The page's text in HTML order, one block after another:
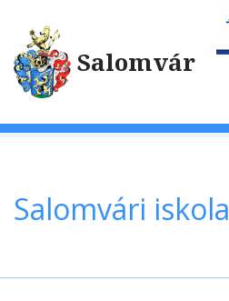
Salomvár
Salomvári iskola